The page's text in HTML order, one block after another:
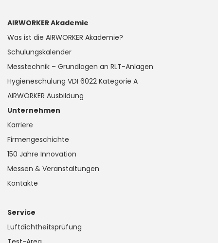
AIRWORKER Akademie
Was ist die AIRWORKER Akademie?
Schulungskalender
Messtechnik – Grundlagen an RLT-Anlagen
Hygieneschulung VDI 6022 Kategorie A
AIRWORKER Ausbildung
Unternehmen
Karriere
Firmengeschichte
150 Jahre Innovation
Messen & Veranstaltungen
Kontakte
Service
Luftdichtheitsprüfung